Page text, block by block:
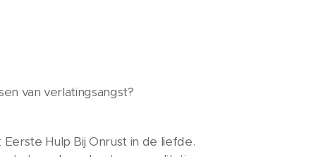
van verlatingsangst?
Hulp Bij Onrust in de liefde.